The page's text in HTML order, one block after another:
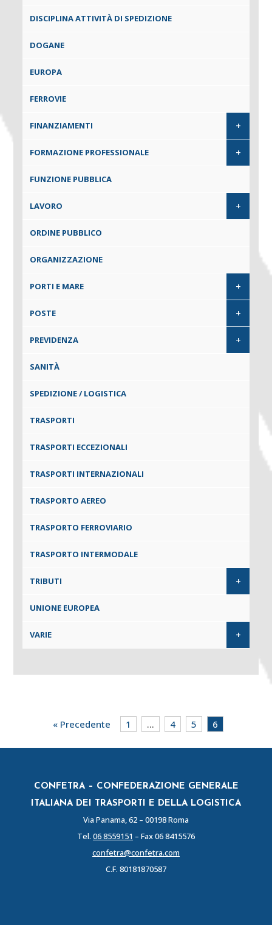
DISCIPLINA ATTIVITÀ DI SPEDIZIONE
DOGANE
EUROPA
FERROVIE
FINANZIAMENTI +
FORMAZIONE PROFESSIONALE +
FUNZIONE PUBBLICA
LAVORO +
ORDINE PUBBLICO
ORGANIZZAZIONE
PORTI E MARE +
POSTE +
PREVIDENZA +
SANITÀ
SPEDIZIONE / LOGISTICA
TRASPORTI
TRASPORTI ECCEZIONALI
TRASPORTI INTERNAZIONALI
TRASPORTO AEREO
TRASPORTO FERROVIARIO
TRASPORTO INTERMODALE
TRIBUTI +
UNIONE EUROPEA
VARIE +
« Precedente 1 … 4 5 6
CONFETRA – CONFEDERAZIONE GENERALE
ITALIANA DEI TRASPORTI E DELLA LOGISTICA
Via Panama, 62 – 00198 Roma
Tel. 06 8559151 – Fax 06 8415576
confetra@confetra.com
C.F. 80181870587